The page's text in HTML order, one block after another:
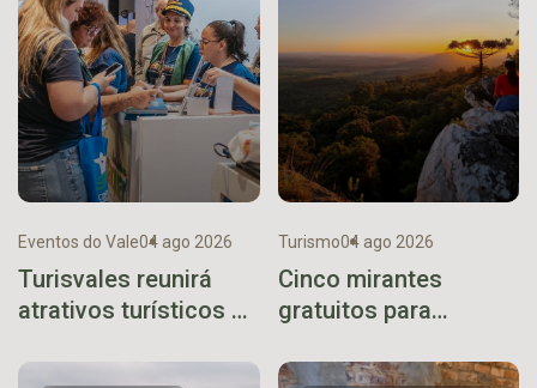
Eventos do Vale04 ago 2026
Turisvales reunirá
atrativos turísticos de
Rio Grande do Sul
Turismo04 ago 2026
Cinco mirantes
gratuitos para
Taquari